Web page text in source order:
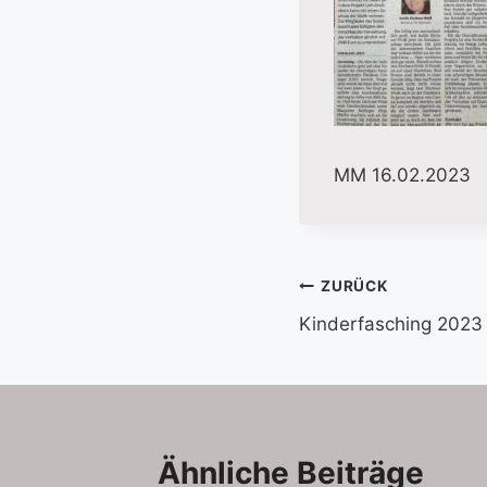
MM 16.02.2023
ZURÜCK
Kinderfasching 2023
Ähnliche Beiträge